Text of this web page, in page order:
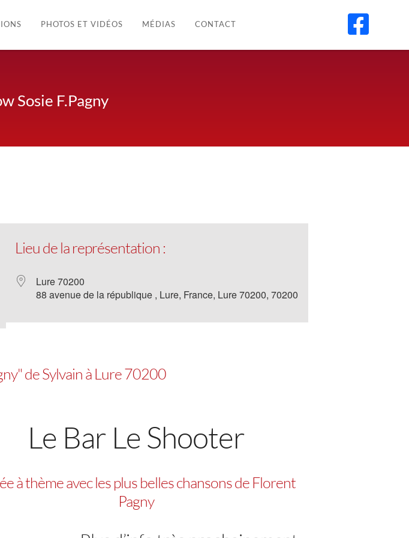
PHOTOS ET VIDÉOS MÉDIAS CONTACT 
Sosie F.Pagny
Lieu de la représentation :
Lure 70200
88 avenue de la république , Lure, France, Lure 70200, 70200
de Sylvain à Lure 70200
Le Bar Le Shooter
à thème avec les plus belles chansons de Florent
Pagny